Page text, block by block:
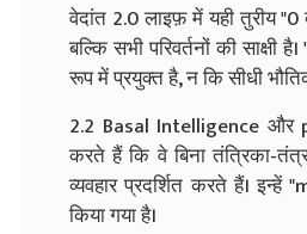
वेदांत 2.0 लाइफ़ में यही तुरीय "0
बल्कि सभी परिवर्तनों की
रूप में प्रयुक्त है, न कि सीधी
2.2 Basal Intelligence और
करते हैं कि वे बिना तंत्रिका-
व्यवहार प्रदर्शित करते हैं।
किया गया है।